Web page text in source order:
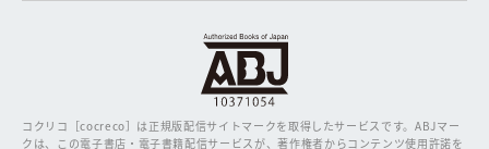
コクリコ［cocreco］は正規版配信サイトマークを取得したサービスです。ABJマー
クは、この電子書店・電子書籍配信サービスが、著作権者からコンテンツ使用許諾を